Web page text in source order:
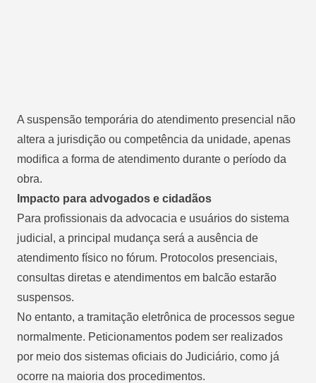
A suspensão temporária do atendimento presencial não
altera a jurisdição ou competência da unidade, apenas
modifica a forma de atendimento durante o período da
obra.
Impacto para advogados e cidadãos
Para profissionais da advocacia e usuários do sistema
judicial, a principal mudança será a ausência de
atendimento físico no fórum. Protocolos presenciais,
consultas diretas e atendimentos em balcão estarão
suspensos.
No entanto, a tramitação eletrônica de processos segue
normalmente. Peticionamentos podem ser realizados
por meio dos sistemas oficiais do Judiciário, como já
ocorre na maioria dos procedimentos.